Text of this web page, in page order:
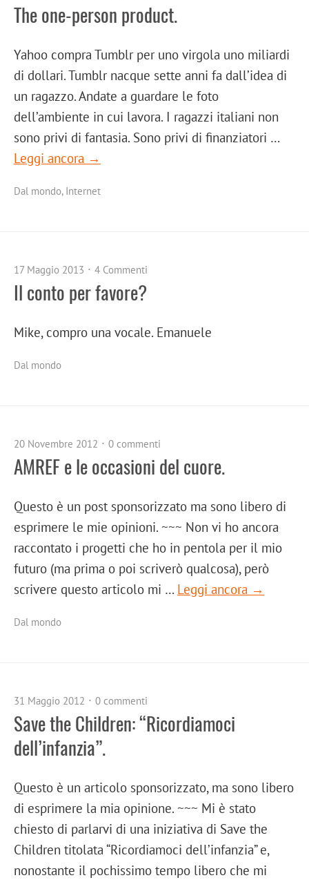
The one-person product.
Yahoo compra Tumblr per uno virgola uno miliardi
di dollari. Tumblr nacque sette anni fa dall’idea di
un ragazzo. Andate a guardare le foto
dell’ambiente in cui lavora. I ragazzi italiani non
sono privi di fantasia. Sono privi di finanziatori …
Leggi ancora →
Dal mondo, Internet
17 Maggio 2013 4 Commenti
Il conto per favore?
Mike, compro una vocale. Emanuele
Dal mondo
20 Novembre 2012 0 commenti
AMREF e le occasioni del cuore.
Questo è un post sponsorizzato ma sono libero di
esprimere le mie opinioni. ~~~ Non vi ho ancora
raccontato i progetti che ho in pentola per il mio
futuro (ma prima o poi scriverò qualcosa), però
scrivere questo articolo mi … Leggi ancora →
Dal mondo
31 Maggio 2012 0 commenti
Save the Children: “Ricordiamoci
dell’infanzia”.
Questo è un articolo sponsorizzato, ma sono libero
di esprimere la mia opinione. ~~~ Mi è stato
chiesto di parlarvi di una iniziativa di Save the
Children titolata “Ricordiamoci dell’infanzia” e,
nonostante il pochissimo tempo libero che mi